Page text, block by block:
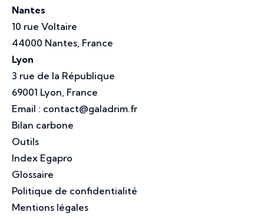
Nantes
10 rue Voltaire
44000 Nantes, France
Lyon
3 rue de la République
69001 Lyon, France
Email : contact@galadrim.fr
Bilan carbone
Outils
Index Egapro
Glossaire
Politique de confidentialité
Mentions légales